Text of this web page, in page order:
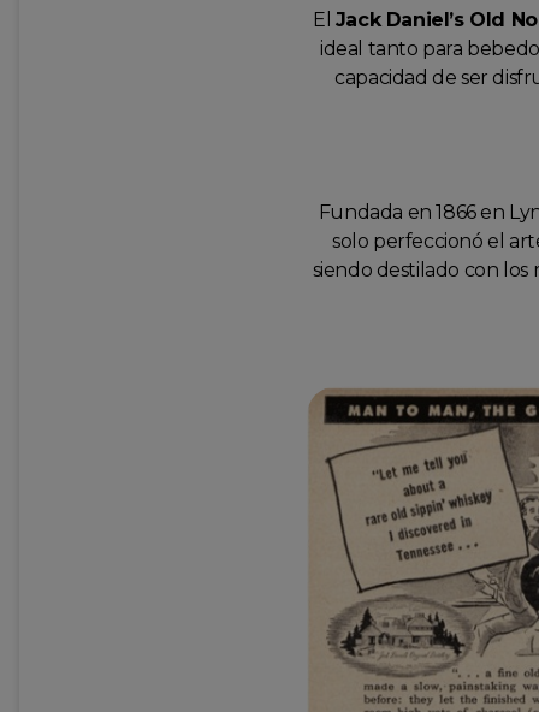
El Jack Daniel’s Old
ideal tanto para
capacidad de ser
Fundada en 1866 en
solo perfeccionó el
siendo destilado con